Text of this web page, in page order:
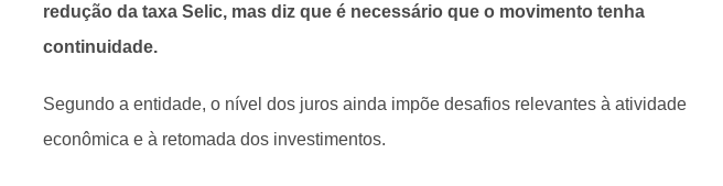
redução da taxa Selic, mas diz que é necessário que o movimento tenha
continuidade.
Segundo a entidade, o nível dos juros ainda impõe desafios relevantes à atividade
econômica e à retomada dos investimentos.